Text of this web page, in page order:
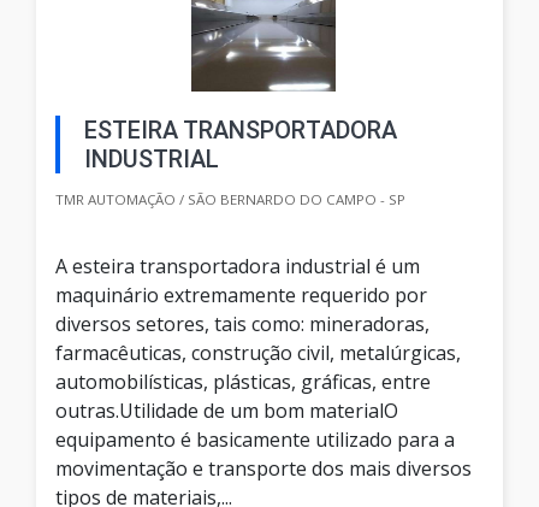
ESTEIRA TRANSPORTADORA
INDUSTRIAL
TMR AUTOMAÇÃO / SÃO BERNARDO DO CAMPO - SP
A esteira transportadora industrial é um
maquinário extremamente requerido por
diversos setores, tais como: mineradoras,
farmacêuticas, construção civil, metalúrgicas,
automobilísticas, plásticas, gráficas, entre
outras.Utilidade de um bom materialO
equipamento é basicamente utilizado para a
movimentação e transporte dos mais diversos
tipos de materiais,...